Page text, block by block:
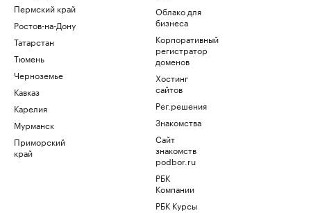
Пермский край
Ростов-на-Дону
Татарстан
Тюмень
Черноземье
Кавказ
Карелия
Мурманск
Приморский
край
Облако для
бизнеса
Корпоративный
регистратор
доменов
Хостинг
сайтов
Рег.решения
Знакомства
Сайт
знакомств
podbor.ru
РБК
Компании
РБК Курсы